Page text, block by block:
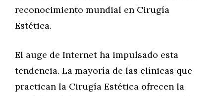
reconocimiento mundial en Cirugía
Estética.
El auge de Internet ha impulsado esta
tendencia. La mayoría de las clínicas que
practican la Cirugía Estética ofrecen la